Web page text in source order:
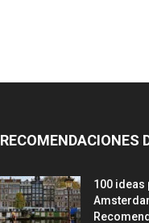
RECOMENDACIONES
100 ideas